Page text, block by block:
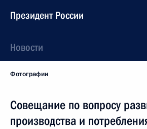
Президент России
Новости
Фотографии
Совещание по вопросу
производства и